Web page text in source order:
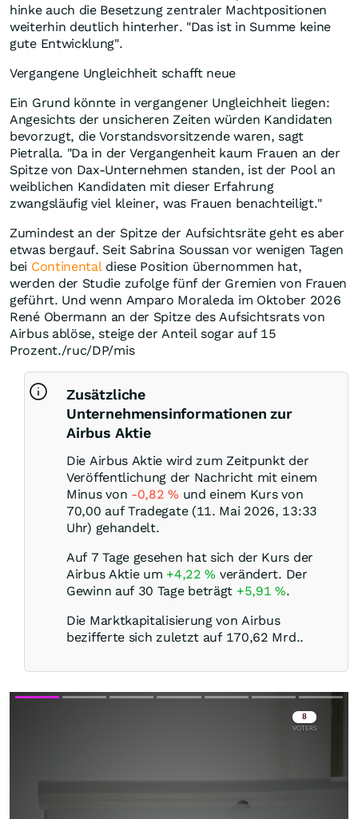
hinke auch die Besetzung zentraler Machtpositionen
weiterhin deutlich hinterher. "Das ist in Summe keine
gute Entwicklung".
Vergangene Ungleichheit schafft neue
Ein Grund könnte in vergangener Ungleichheit liegen:
Angesichts der unsicheren Zeiten würden Kandidaten
bevorzugt, die Vorstandsvorsitzende waren, sagt
Pietralla. "Da in der Vergangenheit kaum Frauen an der
Spitze von Dax-Unternehmen standen, ist der Pool an
weiblichen Kandidaten mit dieser Erfahrung
zwangsläufig viel kleiner, was Frauen benachteiligt."
Zumindest an der Spitze der Aufsichtsräte geht es aber
etwas bergauf. Seit Sabrina Soussan vor wenigen Tagen
bei Continentaldiese Position übernommen hat,
werden der Studie zufolge fünf der Gremien von Frauen
geführt. Und wenn Amparo Moraleda im Oktober 2026
René Obermann an der Spitze des Aufsichtsrats von
Airbus ablöse, steige der Anteil sogar auf 15
Prozent./ruc/DP/mis
Zusätzliche
Unternehmensinformationen zur
Airbus Aktie
Die Airbus Aktie wird zum Zeitpunkt der
Veröffentlichung der Nachricht mit einem
Minus von -0,82% und einem Kurs von
70,00 auf Tradegate (11. Mai 2026, 13:33
Uhr) gehandelt.
Auf 7 Tage gesehen hat sich der Kurs der
Airbus Aktie um +4,22% verändert. Der
Gewinn auf 30 Tage beträgt +5,91%.
Die Marktkapitalisierung von Airbus
bezifferte sich zuletzt auf 170,62 Mrd..